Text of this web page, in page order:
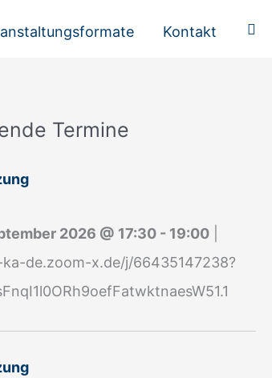
Kontakt
Termine
2026 @ 17:30- 19:00|
de.zoom-x.de/j/66435147238?